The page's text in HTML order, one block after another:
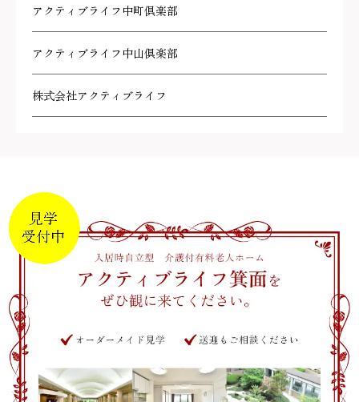
アクティブライフ中町倶楽部
アクティブライフ中山倶楽部
株式会社アクティブライフ